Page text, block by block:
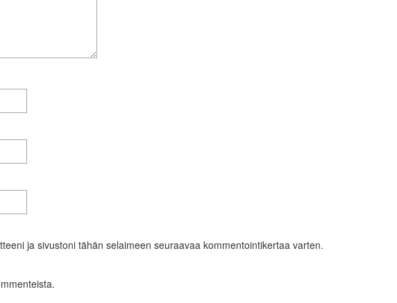
ja sivustoni tähän selaimeen seuraavaa kommentointikertaa varten.